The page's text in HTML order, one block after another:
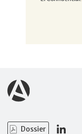
Dossier